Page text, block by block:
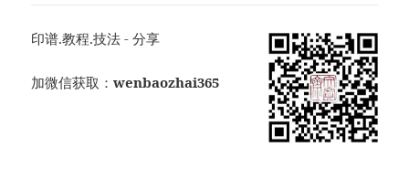
印谱.教程.技法 - 分享
加微信获取：wenbaozhai365